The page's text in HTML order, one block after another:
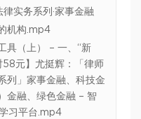
实务系列·家事金融
机构.mp4
具（上） – 一、“新
58元】尤挺辉：「律师
列」家事金融、科技金
金融、绿色金融 – 智
习平台.mp4